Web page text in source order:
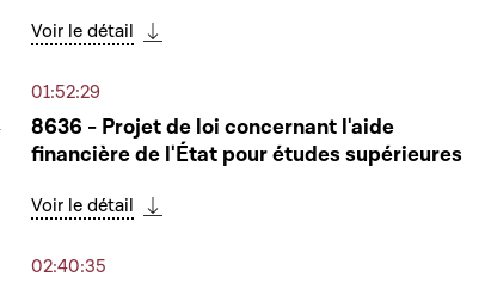
Voir le détail
01:52:29
8636 - Projet de loi concernant l'aide
financière de l'État pour études supérieures
Voir le détail
Play
02:40:35